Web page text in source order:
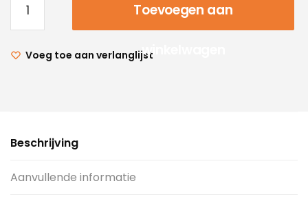
Toevoegen aan
winkelwagen
Voeg toe aan verlanglijst
Beschrijving
Aanvullende informatie